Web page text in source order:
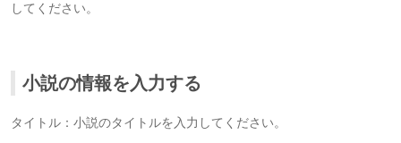
してください。
小説の情報を入力する
タイトル：小説のタイトルを入力してください。